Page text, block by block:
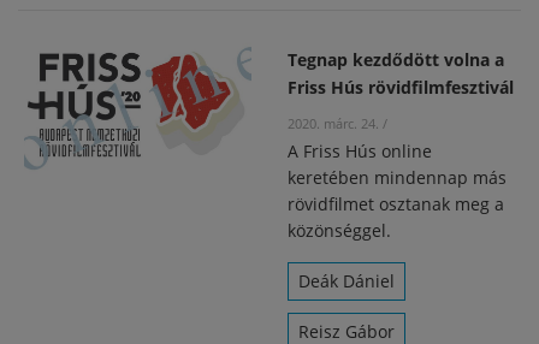
Tegnap kezdődött volna a
Friss Hús rövidfilmfesztivál
2020. márc. 24. /
A Friss Hús online
keretében mindennap más
rövidfilmet osztanak meg a
közönséggel.
Deák Dániel
Reisz Gábor